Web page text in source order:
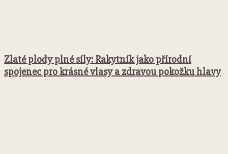
Zlaté plody plné síly: Rakytník jako přírodní
spojenec pro krásné vlasy a zdravou pokožku hlavy